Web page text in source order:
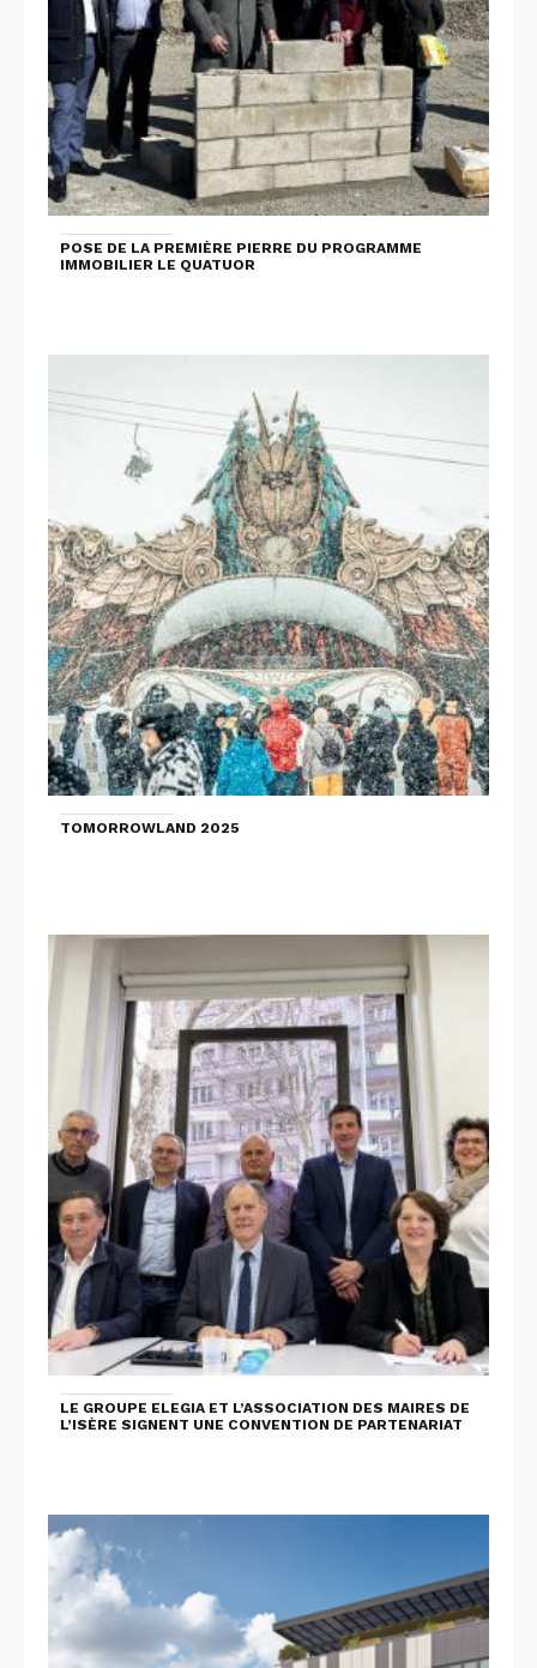
POSE DE LA PREMIÈRE PIERRE DU PROGRAMME
IMMOBILIER LE QUATUOR
TOMORROWLAND 2025
LE GROUPE ELEGIA ET L’ASSOCIATION DES MAIRES DE
L’ISÈRE SIGNENT UNE CONVENTION DE PARTENARIAT